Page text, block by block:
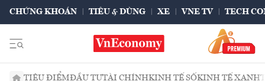
CHỨNG KHOÁN TIÊU & DÙNG XE VNE TV TECH
TIÊU ĐIỂMĐẦU TƯTÀI CHÍNHKINH TẾ SỐKINH TẾ XANH